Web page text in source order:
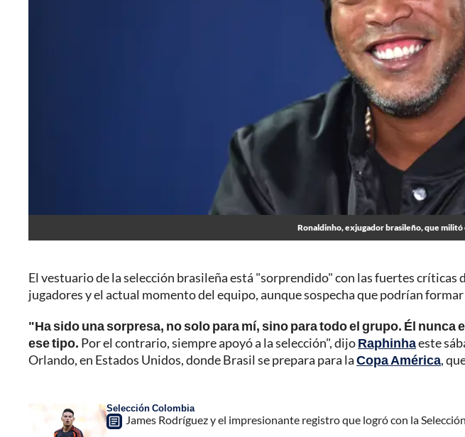
Ronaldinho, exjugador brasileño, que militó
El vestuario de la selección brasileña está "sorprendido" con las fuertes críticas
jugadores y el actual momento del equipo, aunque sospecha que podrían
"Ha sido una sorpresa, no solo para mí, sino para todo el grupo. Él nunca
ese tipo. Por el contrario, siempre apoyó a la selección", dijoRaphinhaeste
Orlando, en Estados Unidos, donde Brasil se prepara para laCopa América,
Selección Colombia
James Rodríguez y el impresionante registro que logró con la